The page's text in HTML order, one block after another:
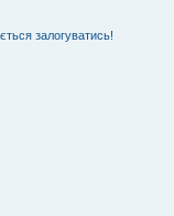
залогуватись!